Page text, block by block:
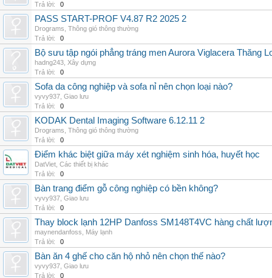
Trả lời:
0
PASS START-PROF V4.87 R2 2025 2
Drograms Thông gió thông thường
Trả lời:
0
Bộ sưu tập ngói phẳng tráng men Aurora Viglacera Thăng
hadng243 Xây dựng
Trả lời:
0
Sofa da công nghiệp và sofa nỉ nên chọn loại nào?
vyvy937 Giao lưu
Trả lời:
0
KODAK Dental Imaging Software 6.12.11 2
Drograms Thông gió thông thường
Trả lời:
0
Điểm khác biệt giữa máy xét nghiệm sinh hóa, huyết học
DatViet Các thiết bị khác
Trả lời:
0
Bàn trang điểm gỗ công nghiệp có bền không?
vyvy937 Giao lưu
Trả lời:
0
Thay block lạnh 12HP Danfoss SM148T4VC hàng chất
maynendanfoss
Máy lạnh
Trả lời:
0
Bàn ăn 4 ghế cho căn hộ nhỏ nên chọn thế nào?
vyvy937 Giao lưu
Trả lời:
0